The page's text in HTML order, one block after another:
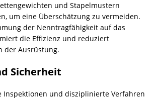
und Stapelmustern
um eine Überschätzung zu vermeiden.
der Nenntragfähigkeit auf das
die Effizienz und reduziert
der Ausrüstung.
Sicherheit
Inspektionen und disziplinierte Verfahren